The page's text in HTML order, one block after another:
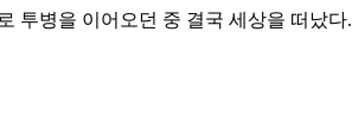
투병을 이어오던 중 결국 세상을 떠났다.